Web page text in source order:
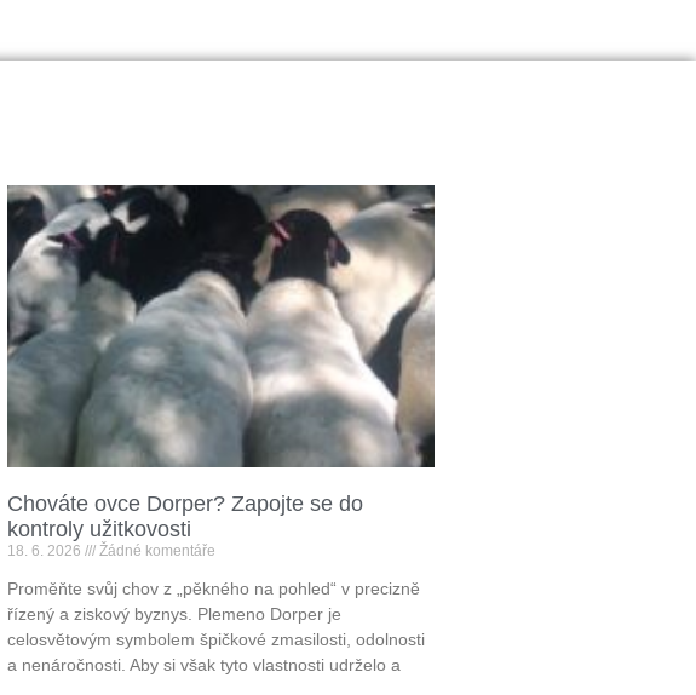
Chováte ovce Dorper? Zapojte se do
kontroly užitkovosti
18. 6. 2026 Žádné komentáře
Proměňte svůj chov z „pěkného na pohled“ v precizně
řízený a ziskový byznys. Plemeno Dorper je
celosvětovým symbolem špičkové zmasilosti, odolnosti
a nenáročnosti. Aby si však tyto vlastnosti udrželo a